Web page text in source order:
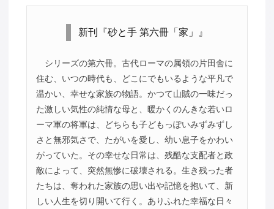
新刊『砂と手 第六冊「家」』
シリーズの第六冊。古代ローマの属領の片田舎に
住む、いつの時代も、どこにでもいるような平凡で
温かい、幸せな家族の物語。かつて山賊の一味だっ
た激しい気性の純情な母と、暖かくのんきな若いロ
ーマ軍の将軍は、どちらも子どもっぽいみずみずし
さと無邪気さで、たがいを愛し、幼い息子をかわい
がっていた。その幸せな日常は、残酷な支配者と政
敵によって、突然無惨に破壊される。生き残った者
たちは、奪われた家族の思い出や記憶を抱いて、新
しい人生を切り開いて行く。ありふれた幸福な日々